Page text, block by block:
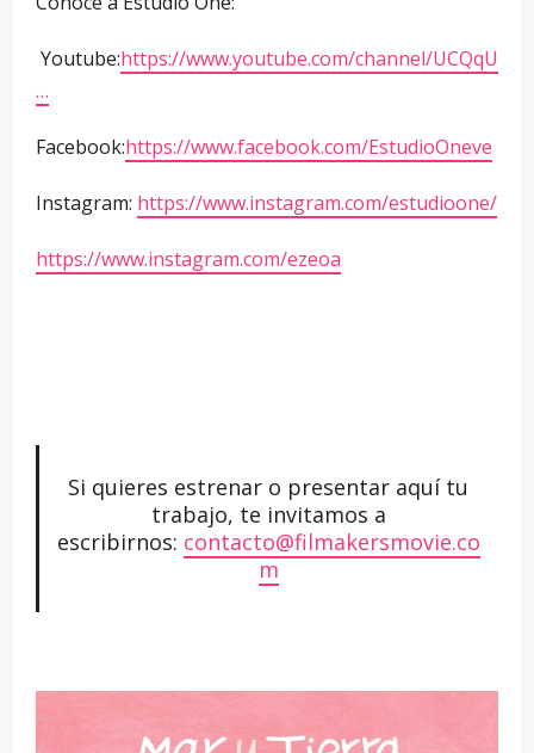
Youtube:https://www.youtube.com/channel/UCQqU
…
Facebook:https://www.facebook.com/EstudioOneve
Instagram: https://www.instagram.com/estudioone/
https://www.instagram.com/ezeoa
Si quieres estrenar o presentar aquí tu
trabajo, te invitamos a
escribirnos: contacto@filmakersmovie.co
m